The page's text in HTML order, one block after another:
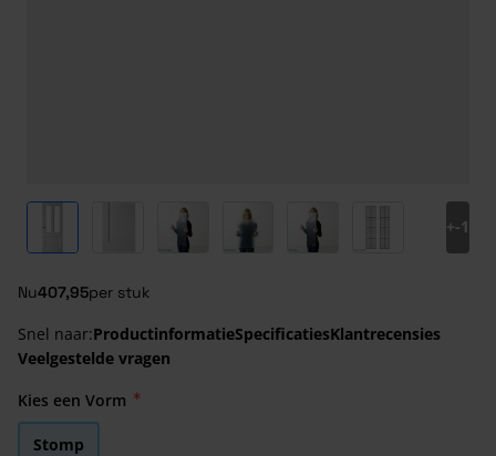
View larger imageView larger image
View larger image
View larger imageView larger image
View larger
+-1
Nu407,95per stuk
Snel naar:ProductinformatieSpecificatiesKlantrecensies
Veelgestelde vragen
Kies een Vorm
Stomp